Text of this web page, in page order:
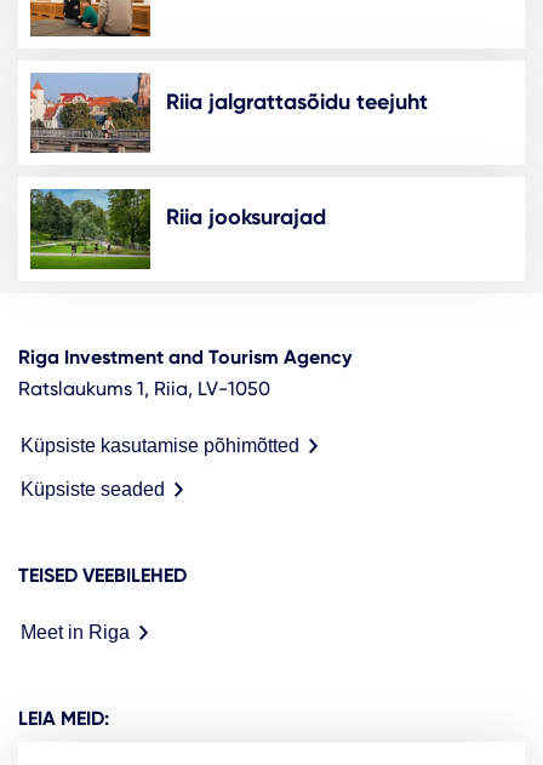
Riia jalgrattasõidu teejuht
Riia jooksurajad
Riga Investment and Tourism Agency
Ratslaukums 1, Riia, LV-1050
Küpsiste kasutamise põhimõtted
Küpsiste seaded
TEISED VEEBILEHED
Meet in Riga
LEIA MEID: